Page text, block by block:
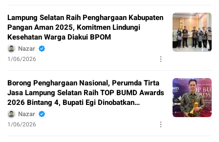
Lampung Selatan Raih Penghargaan Kabupaten
Pangan Aman 2025, Komitmen Lindungi
Kesehatan Warga Diakui BPOM
Nazar
1/06/2026
Borong Penghargaan Nasional, Perumda Tirta
Jasa Lampung Selatan Raih TOP BUMD Awards
2026 Bintang 4, Bupati Egi Dinobatkan
Pembina Terbaik
Nazar
1/06/2026